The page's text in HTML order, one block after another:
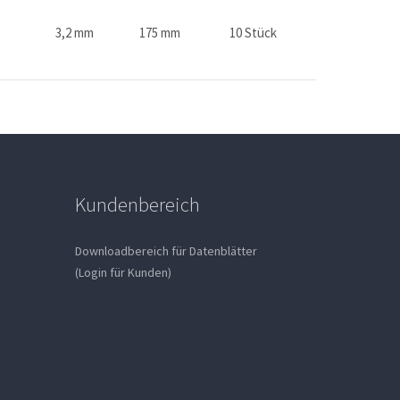
3,2 mm 175 mm 10 Stück
Kundenbereich
Downloadbereich für Datenblätter
(Login für Kunden)